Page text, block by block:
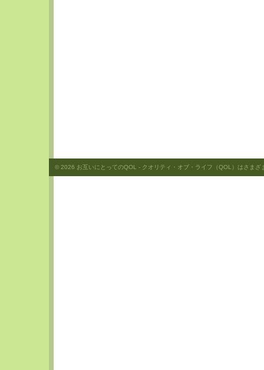
© 2026 お互いにとってのQOL - クオリティ・オブ・ライフ（QOL）はさま